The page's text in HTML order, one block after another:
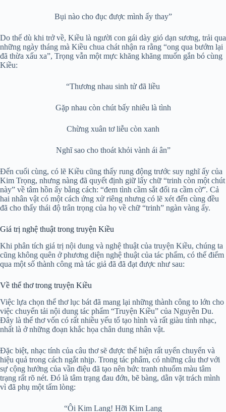
Bụi nào cho đục được mình ấy thay”
Do thế dù khi trở về, Kiều là người con gái dày gió dạn sương, trải qua
những ngày tháng mà Kiều chua chát nhận ra rằng “ong qua bướm lại
đã thừa xấu xa”, Trọng vẫn một mực khăng khăng muốn gắn bó cùng
Kiều:
“Thương nhau sinh tử đã liều
Gặp nhau còn chút bấy nhiêu là tình
Chừng xuân tơ liễu còn xanh
Nghĩ sao cho thoát khỏi vành ái ân”
Đến cuối cùng, có lẽ Kiều cũng thấy rung động trước suy nghĩ ấy của
Kim Trọng, nhưng nàng đã quyết định giữ lấy chữ “trinh còn một chút
này” về tâm hồn ấy bằng cách: “đem tình cầm sắt đổi ra cầm cờ”. Cả
hai nhân vật có một cách ứng xử riêng nhưng có lẽ xét đến cùng đều
đã cho thấy thái độ trân trọng của họ về chữ “trinh” ngàn vàng ấy.
Giá trị nghệ thuật trong truyện Kiều
Khi phân tích giá trị nội dung và nghệ thuật của truyện Kiều, chúng ta
cũng không quên ở phương diện nghệ thuật của tác phẩm, có thể điểm
qua một số thành công mà tác giả đã đã đạt được như sau:
Về thể thơ trong truyện Kiều
Việc lựa chọn thể thơ lục bát đã mang lại những thành công to lớn cho
việc chuyển tải nội dung tác phẩm “Truyện Kiều” của Nguyễn Du.
Đây là thể thơ vốn có rất nhiều yếu tố tạo hình và rất giàu tính nhạc,
nhất là ở những đoạn khắc họa chân dung nhân vật.
Đặc biệt, nhạc tính của câu thơ sẽ được thể hiện rất uyển chuyển và
hiệu quả trong cách ngắt nhịp. Trong tác phẩm, có những câu thơ với
sự cộng hưởng của vần điệu đã tạo nên bức tranh nhuốm màu tâm
trạng rất rõ nét. Đó là tâm trạng đau đớn, bẽ bàng, dằn vặt trách mình
vì đã phụ một tấm lòng:
“Ôi Kim Lang! Hỡi Kim Lang